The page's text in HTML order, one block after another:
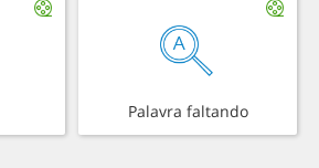
Palavra faltando